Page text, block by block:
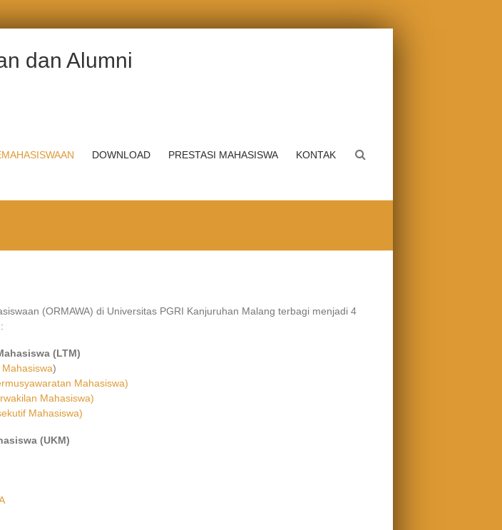
dan Alumni
DOWNLOAD PRESTASI MAHASISWA KONTAK
(ORMAWA) di Universitas PGRI Kanjuruhan Malang terbagi menjadi 4
(LTM)
)
Mahasiswa)
Mahasiswa)
Mahasiswa)
(UKM)